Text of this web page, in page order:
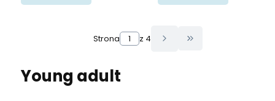
Strona z 4 Przejdź do
Young adult